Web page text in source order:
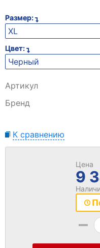
Размер:
XL
Цвет:
Черный
Артикул
Бренд
К сравнению
Цена
9
-